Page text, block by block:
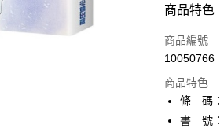
付款方式
信用卡一次
AFTEE先
相關說明
商品特色
商品編號
10050766
商品特色
條 碼：
書 號：